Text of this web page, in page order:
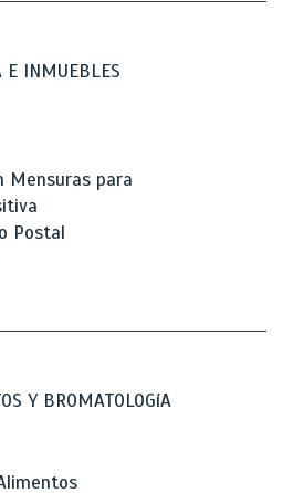
E INMUEBLES
Mensuras para
Postal
Y BROMATOLOGíA